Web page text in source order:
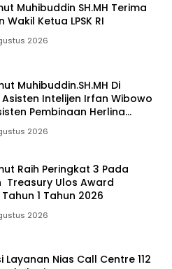
Muhibuddin SH.MH Terima
Wakil Ketua LPSK RI
2026
Muhibuddin.SH.MH Di
Intelijen Irfan Wibowo
Pembinaan Herlina
Kejari Binjai
2026
Raih Peringkat 3 Pada
Treasury Ulos Award
1 Tahun 2026
2026
Layanan Nias Call Centre 112